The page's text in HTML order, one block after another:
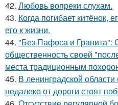
42. Любовь вопреки слухам.
43. Когда погибает китёнок,
его к жизни.
44. "Без Пафоса и Гранита":
общественность своей
места традиционным
45. В ленинградской
недалеко от дороги стоят